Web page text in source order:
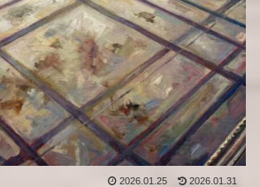
2026.01.25 2026.01.31